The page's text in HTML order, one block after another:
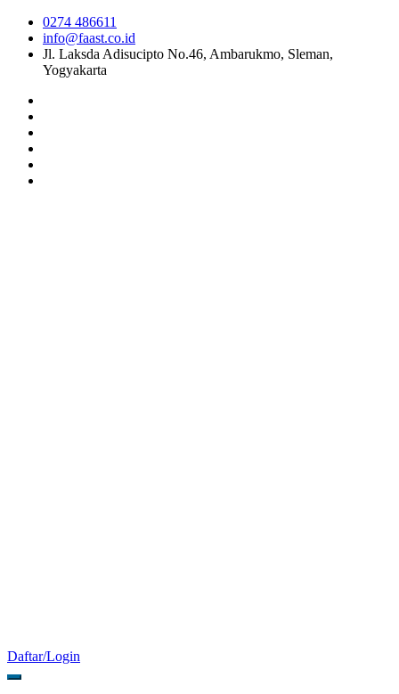
0274 486611
info@faast.co.id
Jl. Laksda Adisucipto No.46, Ambarukmo, Sleman,
Yogyakarta
Daftar/Login